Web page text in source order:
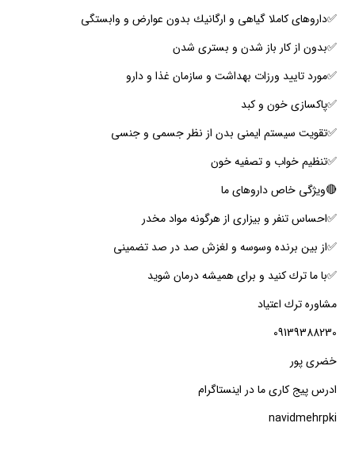
✅️داروهاى كاملا گياهى و ارگانيك بدون عوارض و وابستگى
✅️بدون از كار باز شدن و بسترى شدن
✅️مورد تاييد ورزات بهداشت و سازمان غذا و دارو
✅️پاكسازى خون و كبد
✅️تقويت سيستم ايمنى بدن از نظر جسمى و جنسى
✅️تنظيم خواب و تصفيه خون
🔴ويژگى خاص داروهاى ما
✅️احساس تنفر و بيزارى از هرگونه مواد مخدر
✅️از بين برنده وسوسه و لغزش صد در صد تضمينى
✅️با ما ترك كنيد و براى هميشه درمان شويد
مشاوره ترك اعتياد
09139388230
خضرى پور
ادرس پيج كارى ما در اينستاگرام
navidmehrpki